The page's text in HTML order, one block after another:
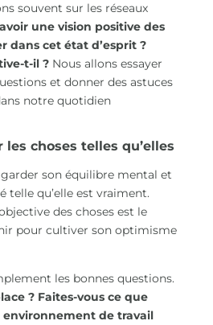
souvent sur les réseaux
une vision positive des
dans cet état d’esprit ?
t-il ? Nous allons essayer
et donner des astuces
notre quotidien
choses telles qu’elles
son équilibre mental et
telle qu’elle est vraiment.
des choses est le
pour cultiver son optimisme
les bonnes questions.
? Faites-vous ce que
environnement de travail